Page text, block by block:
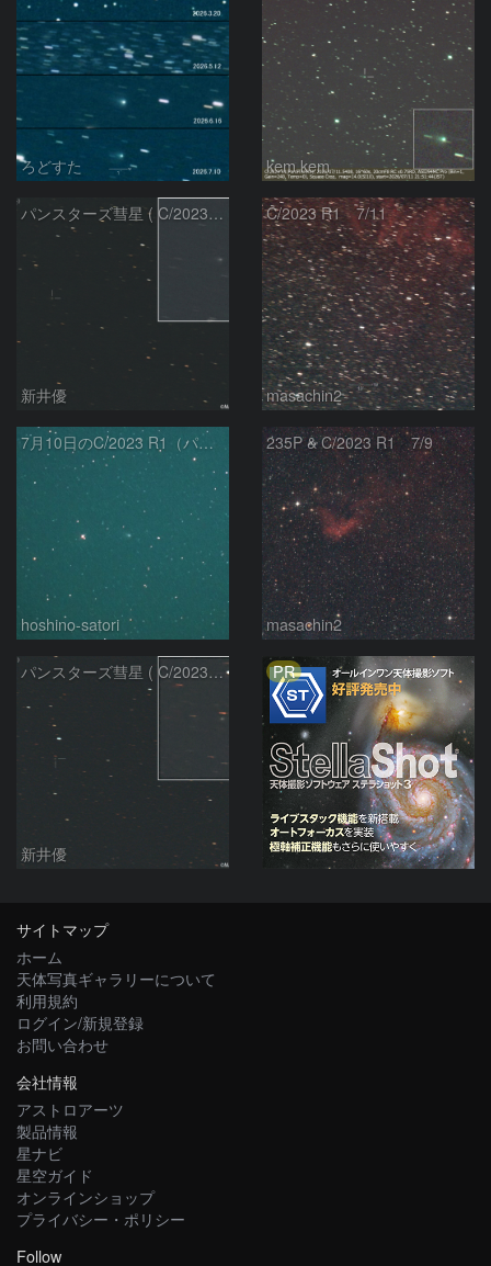
ろどすた kem.kem
パンスターズ彗星 ( C/2023R1 ) ：2026/07/08
新井優
C/2023 R1 7/11
masachin2
7月10日のC/2023 R1（パンスターズ彗星）
hoshino-satori
235P & C/2023 R1 7/9
masachin2
パンスターズ彗星 ( C/2023R1 ) ：2026/05/20
新井優
PR
サイトマップ
ホーム
天体写真ギャラリーについて
利用規約
ログイン/新規登録
お問い合わせ
会社情報
アストロアーツ
製品情報
星ナビ
星空ガイド
オンラインショップ
プライバシー・ポリシー
Follow